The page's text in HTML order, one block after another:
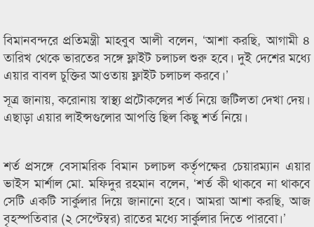
বিমানবন্দরে প্রতিমন্ত্রী মাহবুব আলী বলেন, ‘আশা করছি, আগামী ৪
তারিখ থেকে ভারতের সঙ্গে ফ্লাইট চলাচল শুরু হবে। দুই দেশের মধ্যে
এয়ার বাবল চুক্তির আওতায় ফ্লাইট চলাচল করবে।’
সূত্র জানায়, করোনায় স্বাস্থ্য প্রটোকলের শর্ত নিয়ে জটিলতা দেখা দেয়।
এছাড়া এয়ার লাইন্সগুলোর আপত্তি ছিল কিছু শর্ত নিয়ে।
শর্ত প্রসঙ্গে বেসামরিক বিমান চলাচল কর্তৃপক্ষের চেয়ারম্যান এয়ার
ভাইস মার্শাল মো. মফিদুর রহমান বলেন, ‘শর্ত কী থাকবে না থাকবে
সেটি একটি সার্কুলার দিয়ে জানানো হবে। আমরা আশা করছি, আজ
বৃহস্পতিবার (২ সেপ্টেম্বর) রাতের মধ্যে সার্কুলার দিতে পারবো।’